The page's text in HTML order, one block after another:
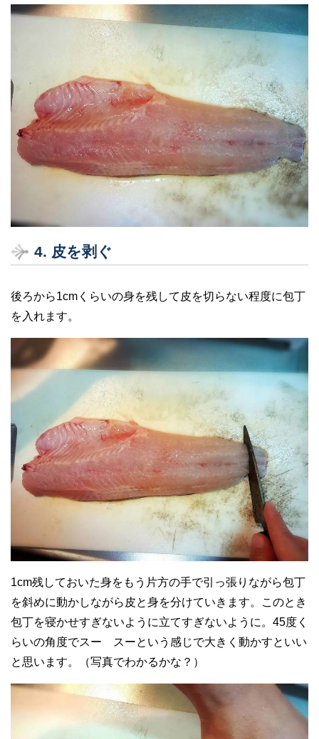
4. 皮を剥ぐ
後ろから1cmくらいの身を残して皮を切らない程度に包丁
を入れます。
1cm残しておいた身をもう片方の手で引っ張りながら包丁
を斜めに動かしながら皮と身を分けていきます。このとき
包丁を寝かせすぎないように立てすぎないように。45度く
らいの角度でスー スーという感じで大きく動かすといい
と思います。（写真でわかるかな？）